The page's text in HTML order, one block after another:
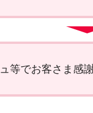
等でお客さま感